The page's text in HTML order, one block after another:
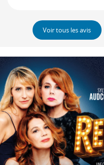
Voir tous les avis